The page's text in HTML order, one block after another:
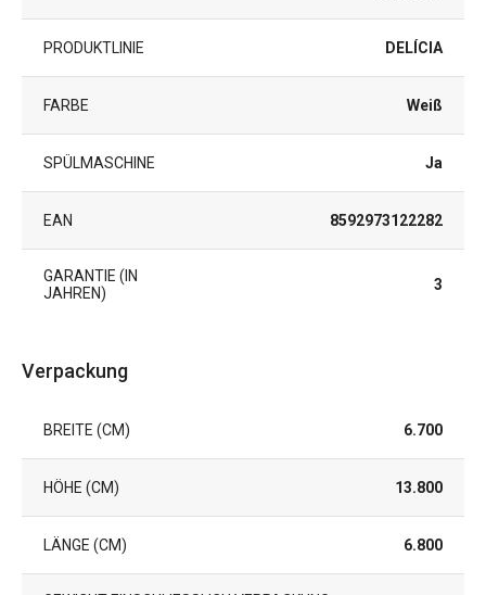
PRODUKTLINIE DELÍCIA
FARBE Weiß
SPÜLMASCHINE Ja
EAN 8592973122282
GARANTIE (IN
JAHREN)
3
Verpackung
BREITE (CM) 6.700
HÖHE (CM) 13.800
LÄNGE (CM) 6.800